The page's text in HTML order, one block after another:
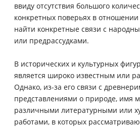
ввиду отсутствия большого
конкретных поверьях в
найти конкретные связи с
или предрассудками.
В исторических и культурных
является широко известным или
Однако, из-за его связи с
представлениями о природе, имя
различными литературными или
работами, в которых